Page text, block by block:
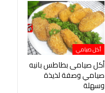
أكل صيامي
أكل صيامى بطاطس بانيه
صيامي وصفة لذيذة
وسهلة